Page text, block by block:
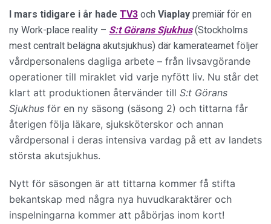
I mars tidigare i år hade TV3 och Viaplay premiär för en
ny Work-place reality – S:t Görans Sjukhus(Stockholms
mest centralt belägna akutsjukhus) där kamerateamet följer
vårdpersonalens dagliga arbete – från livsavgörande
operationer till miraklet vid varje nyfött liv. Nu står det
klart att produktionen återvänder till S:t Görans
Sjukhus för en ny säsong (säsong 2) och tittarna får
återigen följa läkare, sjuksköterskor och annan
vårdpersonal i deras intensiva vardag på ett av landets
största akutsjukhus.
Nytt för säsongen är att tittarna kommer få stifta
bekantskap med några nya huvudkaraktärer och
inspelningarna kommer att påbörjas inom kort!